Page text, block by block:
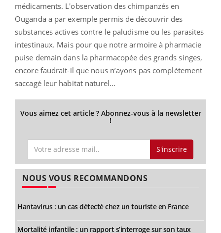
médicaments. L'observation des chimpanzés en
Ouganda a par exemple permis de découvrir des
substances actives contre le paludisme ou les parasites
intestinaux. Mais pour que notre armoire à pharmacie
puise demain dans la pharmacopée des grands singes,
encore faudrait-il que nous n’ayons pas complètement
saccagé leur habitat naturel...
Vous aimez cet article ? Abonnez-vous à la newsletter
!
S'inscrire
NOUS VOUS RECOMMANDONS
Hantavirus : un cas détecté chez un touriste en France
Mortalité infantile : un rapport s’interroge sur son taux